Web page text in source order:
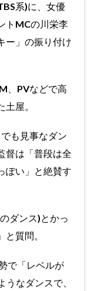
系)に、女優
トMCの川栄李
ー」の振り付け
、PVなどで高
屋。
も見事なダン
督は「普段は全
ぽい」と絶賛す
ダンス)とかっ
質問。
で「レベルが
なダンスで、